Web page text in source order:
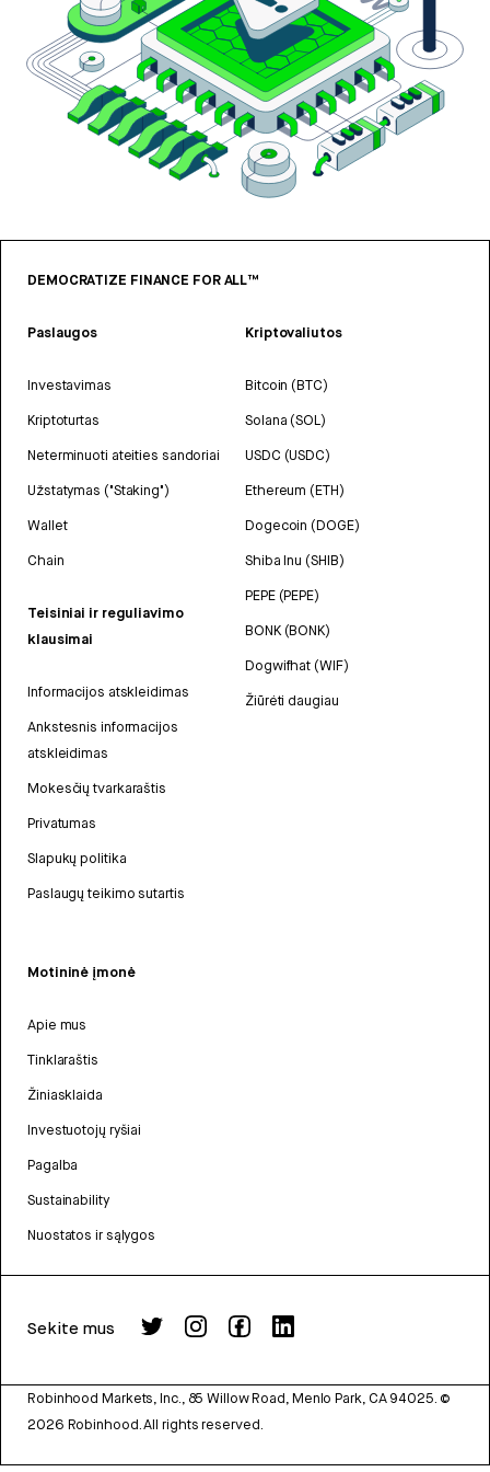
DEMOCRATIZE FINANCE FOR ALL™
Paslaugos
Investavimas
Kriptoturtas
Neterminuoti ateities sandoriai
Užstatymas ("Staking")
Wallet
Chain
Teisiniai ir reguliavimo
klausimai
Informacijos atskleidimas
Ankstesnis informacijos
atskleidimas
Mokesčių tvarkaraštis
Privatumas
Slapukų politika
Paslaugų teikimo sutartis
Kriptovaliutos
Bitcoin (BTC)
Solana (SOL)
USDC (USDC)
Ethereum (ETH)
Dogecoin (DOGE)
Shiba Inu (SHIB)
PEPE (PEPE)
BONK (BONK)
Dogwifhat (WIF)
Žiūrėti daugiau
Motininė įmonė
Apie mus
Tinklaraštis
Žiniasklaida
Investuotojų ryšiai
Pagalba
Sustainability
Nuostatos ir sąlygos
Sekite mus
Robinhood Markets, Inc., 85 Willow Road, Menlo Park, CA 94025. ©
2026 Robinhood. All rights reserved.